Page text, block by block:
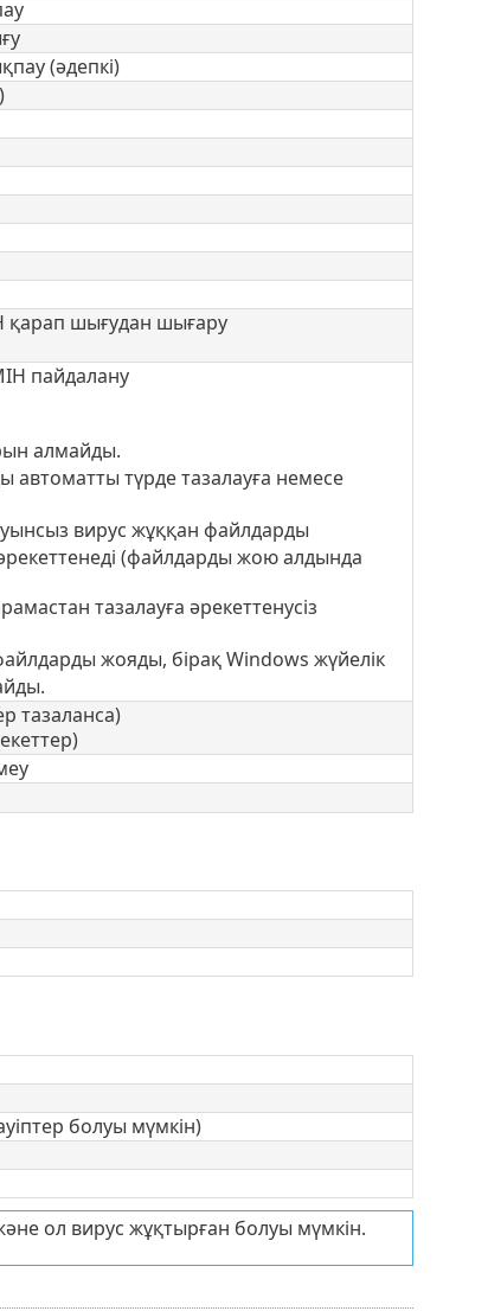
(әдепкі)
қарап шығудан шығару
пайдалану
алмайды.
түрде тазалауға немесе
вирус жұққан файлдарды
(файлдарды жою алдында
тазалауға әрекеттенусіз
жояды, бірақ Windows жүйелік
тазаланса)
болуы мүмкін)
ол вирус жұқтырған болуы мүмкін.